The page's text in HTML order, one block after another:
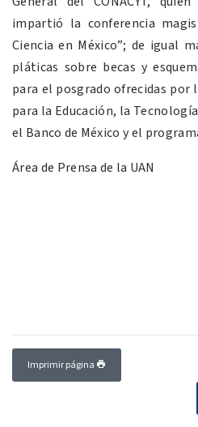
impartió la conferencia
Ciencia en México”; de igual
pláticas sobre becas y
para el posgrado ofrecidas por
para la Educación, la
el Banco de México y el
Área de Prensa de la UAN
Imprimir página